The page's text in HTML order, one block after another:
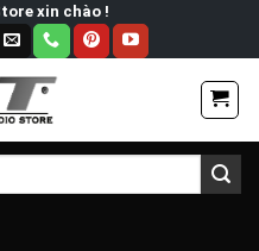
xin chào !